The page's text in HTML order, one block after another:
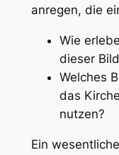
anregen, die
Wie
dieser
Welches
das
nutzen?
Ein